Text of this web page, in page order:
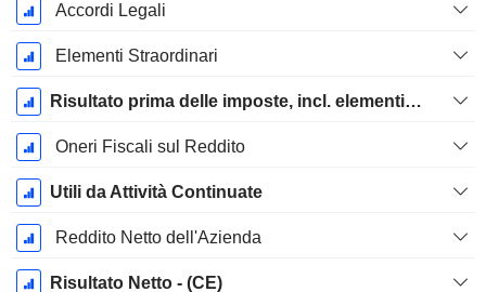
Accordi Legali
Elementi Straordinari
Risultato prima delle imposte, incl. elementi insoliti
Oneri Fiscali sul Reddito
Utili da Attività Continuate
Reddito Netto dell'Azienda
Risultato Netto - (CE)